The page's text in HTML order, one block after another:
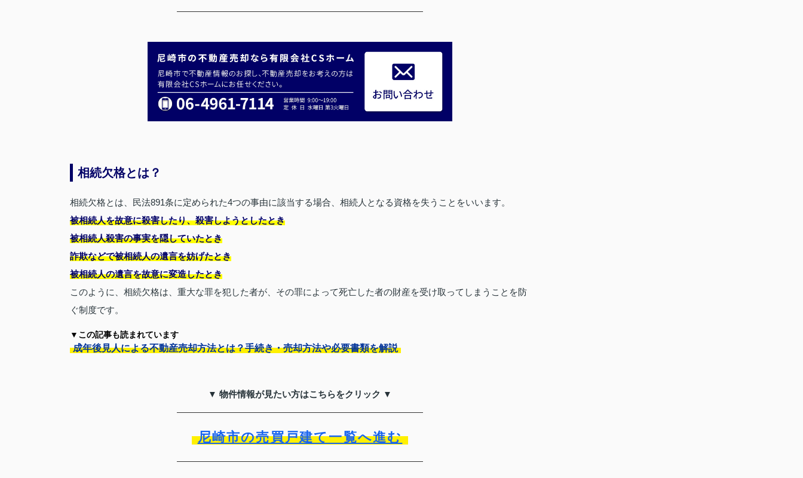
相続欠格とは？
相続欠格とは、民法891条に定められた4つの事由に該当する場合、相続人となる資格を失うことをいいます。
被相続人を故意に殺害したり、殺害しようとしたとき
被相続人殺害の事実を隠していたとき
詐欺などで被相続人の遺言を妨げたとき
被相続人の遺言を故意に変造したとき
このように、相続欠格は、重大な罪を犯した者が、その罪によって死亡した者の財産を受け取ってしまうことを防
ぐ制度です。
▼この記事も読まれています
成年後見人による不動産売却方法とは？手続き・売却方法や必要書類を解説
▼ 物件情報が見たい方はこちらをクリック ▼
尼崎市の売買戸建て一覧へ進む